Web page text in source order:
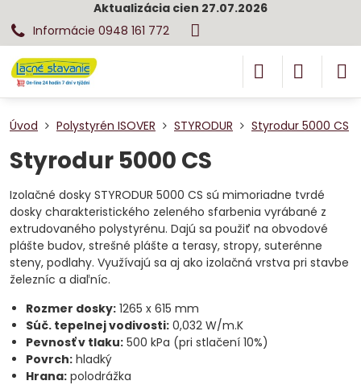
Aktualizácia cien 27.07.2026
Informácie 0948 161 772
Úvod Polystyrén ISOVER STYRODUR Styrodur 5000 CS
Styrodur 5000 CS
Izolačné dosky STYRODUR 5000 CS sú mimoriadne tvrdé
dosky charakteristického zeleného sfarbenia vyrábané z
extrudovaného polystyrénu. Dajú sa použiť na obvodové
plášte budov, strešné plášte a terasy, stropy, suterénne
steny, podlahy. Využívajú sa aj ako izolačná vrstva pri stavbe
železníc a diaľníc.
Rozmer dosky: 1265 x 615 mm
Súč. tepelnej vodivosti: 0,032 W/m.K
Pevnosť v tlaku: 500 kPa (pri stlačení 10%)
Povrch: hladký
Hrana: polodrážka